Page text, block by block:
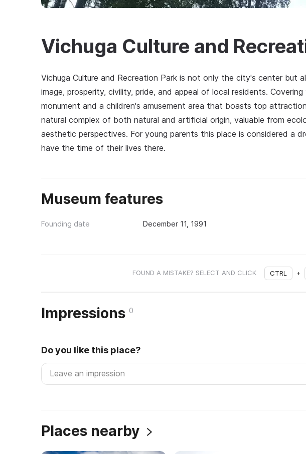
Vichuga Culture and
Vichuga Culture and Recreation Park is not only the city's center but
image, prosperity, civility, pride, and appeal of local residents.
monument and a children's amusement area that boasts top
natural complex of both natural and artificial origin, valuable from
aesthetic perspectives. For young parents this place is considered a
have the time of their lives there.
Museum features
Founding date December 11, 1991
FOUND A MISTAKE? SELECT AND CLICK CTRL +
Impressions 0
Do you like this place?
Places nearby